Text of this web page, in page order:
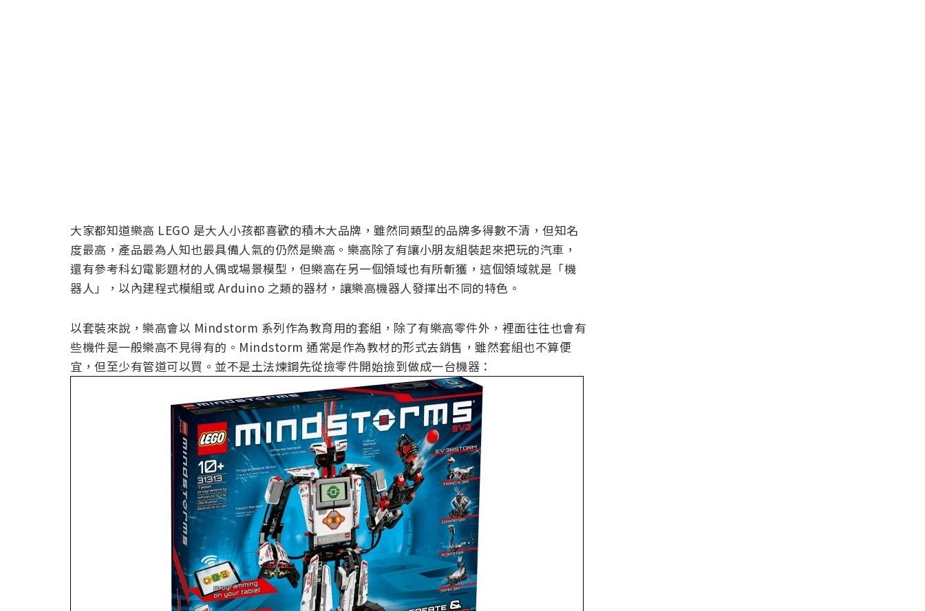
大家都知道樂高 LEGO 是大人小孩都喜歡的積木大品牌，雖然同類型的品牌多得數不清，但知名
度最高，產品最為人知也最具備人氣的仍然是樂高。樂高除了有讓小朋友組裝起來把玩的汽車，
還有參考科幻電影題材的人偶或場景模型，但樂高在另一個領域也有所斬獲，這個領域就是「機
器人」，以內建程式模組或 Arduino 之類的器材，讓樂高機器人發揮出不同的特色。
以套裝來說，樂高會以 Mindstorm 系列作為教育用的套組，除了有樂高零件外，裡面往往也會有
些機件是一般樂高不見得有的。Mindstorm 通常是作為教材的形式去銷售，雖然套組也不算便
宜，但至少有管道可以買。並不是土法煉鋼先從撿零件開始撿到做成一台機器：